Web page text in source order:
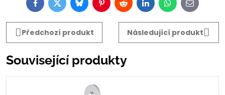
FacebookTwitterBlueskyPinterestRedditLinkedInWhatsApp
E-
mail
Předchozí produkt
Následující produkt
Související produkty